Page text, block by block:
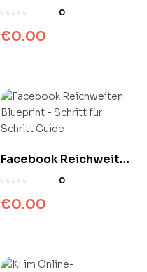
für Ihr Vermögen –
0
€0.00
Facebook Reichweiten
Blueprint – Schritt für
0
€0.00